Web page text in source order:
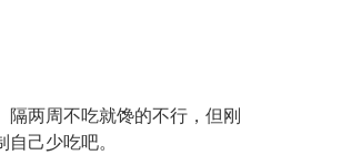
两周不吃就馋的不行，但刚
己少吃吧。